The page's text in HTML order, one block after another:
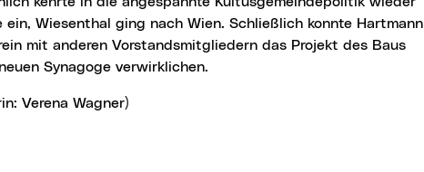
ein, Wiesenthal ging nach Wien. Schließlich konnte Hartmann
mit anderen Vorstandsmitgliedern das Projekt des Baus
Synagoge verwirklichen.
Verena Wagner)